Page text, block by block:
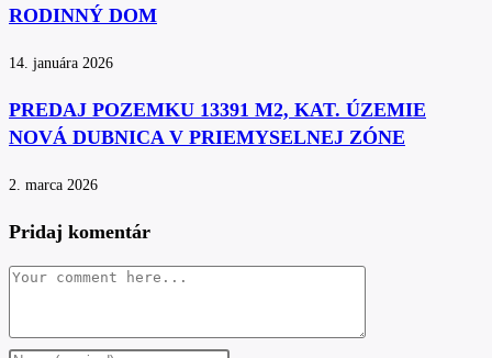
RODINNÝ DOM
14. januára 2026
PREDAJ POZEMKU 13391 M2, KAT. ÚZEMIE
NOVÁ DUBNICA V PRIEMYSELNEJ ZÓNE
2. marca 2026
Pridaj komentár
Comment